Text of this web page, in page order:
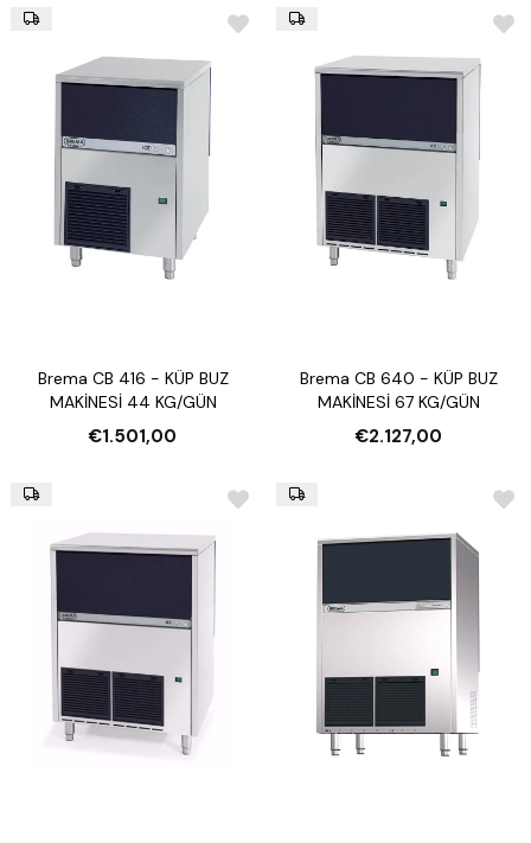
Brema CB 416 - KÜP BUZ
MAKİNESİ 44 KG/GÜN
€1.501,00
Brema CB 640 - KÜP BUZ
MAKİNESİ 67 KG/GÜN
€2.127,00